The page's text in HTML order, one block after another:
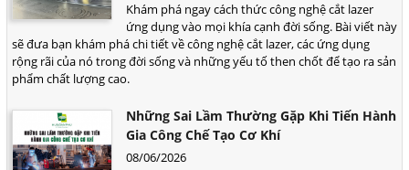
Khám phá ngay cách thức công nghệ cắt lazer
ứng dụng vào mọi khía cạnh đời sống. Bài viết này
sẽ đưa bạn khám phá chi tiết về công nghệ cắt lazer, các ứng dụng
rộng rãi của nó trong đời sống và những yếu tố then chốt để tạo ra sản
phẩm chất lượng cao.
Những Sai Lầm Thường Gặp Khi Tiến Hành
Gia Công Chế Tạo Cơ Khí
08/06/2026